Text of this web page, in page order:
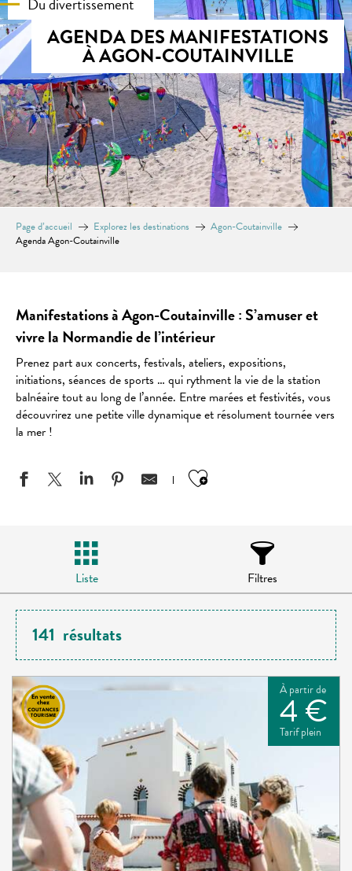
AGENDA DES MANIFESTATIONS
À AGON-COUTAINVILLE
Page d’accueil Explorez les destinations
Agon-Coutainville
Agenda Agon-Coutainville
Manifestations à Agon-Coutainville : S’amuser et
vivre la Normandie de l’intérieur
Prenez part aux concerts, festivals, ateliers, expositions,
initiations, séances de sports … qui rythment la vie de la station
balnéaire tout au long de l’année. Entre marées et festivités, vous
découvrirez une petite ville dynamique et résolument tournée vers
la mer !
Ajouter aux
Liste Filtres
141 résultats
À partir de
4 €
Tarif plein